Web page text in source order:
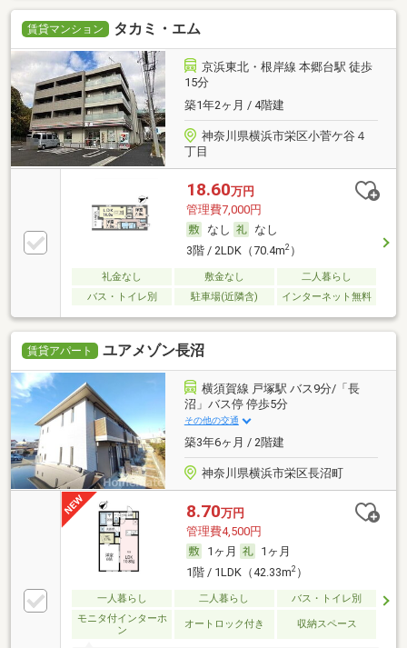
賃貸マンション タカミ・エム
京浜東北・根岸線 本郷台駅 徒歩
15分
築1年2ヶ月 / 4階建
神奈川県横浜市栄区小菅ケ谷４
丁目
18.60万円
管理費7,000円
なし
なし
3階 / 2LDK（70.4m2）
礼金なし 敷金なし
二人暮らし
バス・トイレ別
駐車場(近隣含) インターネット無料
賃貸アパート ユアメゾン長沼
横須賀線 戸塚駅 バス9分/「長
沼」バス停 停歩5分
その他の交通
築3年6ヶ月 / 2階建
神奈川県横浜市栄区長沼町
8.70万円
管理費4,500円
1ヶ月
1ヶ月
1階 / 1LDK（42.33m2）
一人暮らし 二人暮らし
バス・トイレ別
モニタ付インターホ
ン
オートロック付き 収納スペース